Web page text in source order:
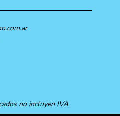
no incluyen IVA